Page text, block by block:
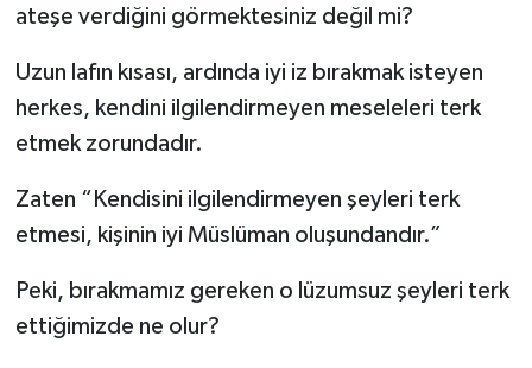
ateşe verdiğini görmektesiniz değil mi?
Uzun lafın kısası, ardında iyi iz bırakmak isteyen
herkes, kendini ilgilendirmeyen meseleleri terk
etmek zorundadır.
Zaten “Kendisini ilgilendirmeyen şeyleri terk
etmesi, kişinin iyi Müslüman oluşundandır.”
Peki, bırakmamız gereken o lüzumsuz şeyleri terk
ettiğimizde ne olur?
Kırıkkale Müftülüğü
Kırşehir Müftülüğü
Kocaeli Müftülüğü